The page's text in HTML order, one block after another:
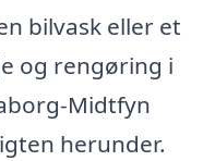
bilvask eller et
og rengøring i
Midtfyn
herunder.